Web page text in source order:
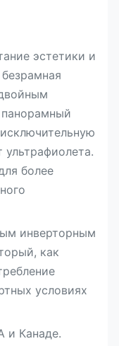
эстетики и
панорамный
более
инверторным
как
условиях
и Канаде.​